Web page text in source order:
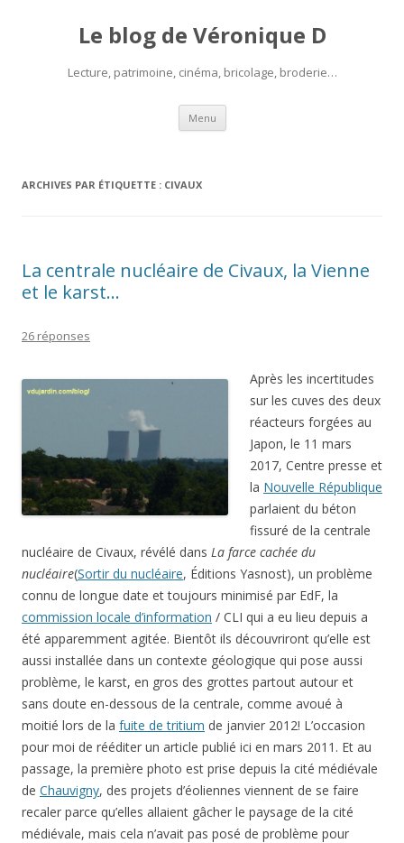
Le blog de Véronique D
Lecture, patrimoine, cinéma, bricolage, broderie…
Menu Aller
contenu
ARCHIVES PAR ÉTIQUETTE : CIVAUX
La centrale nucléaire de Civaux, la Vienne
et le karst…
26 réponses
Après les incertitudes
sur les cuves des deux
réacteurs forgées au
Japon, le 11 mars
2017, Centre presse et
la Nouvelle République
parlaient du béton
fissuré de la centrale
nucléaire de Civaux, révélé dans La farce cachée du
nucléaire(Sortir du nucléaire, Éditions Yasnost), un problème
connu de longue date et toujours minimisé par EdF, la
commission locale d’information / CLI qui a eu lieu depuis a
été apparemment agitée. Bientôt ils découvriront qu’elle est
aussi installée dans un contexte géologique qui pose aussi
problème, le karst, en gros des grottes partout autour et
sans doute en-dessous de la centrale, comme avoué à
moitié lors de la fuite de tritium de janvier 2012! L’occasion
pour moi de rééditer un article publié ici en mars 2011. Et au
passage, la première photo est prise depuis la cité médiévale
de Chauvigny, des projets d’éoliennes viennent de se faire
recaler parce qu’elles allaient gâcher le paysage de la cité
médiévale, mais cela n’avait pas posé de problème pour